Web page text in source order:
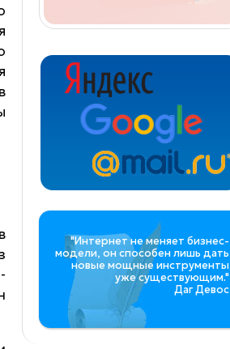
"Интернет не меняет бизнес-
модели, он способен лишь дать
новые мощные инструменты
уже существующим."
Даг Девос